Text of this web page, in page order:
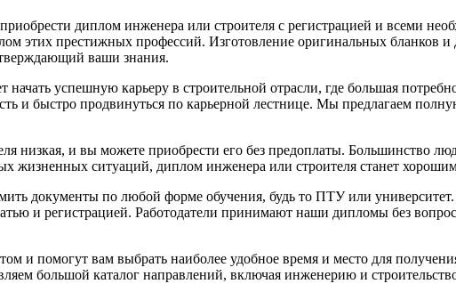
диплом инженера или строителя с регистрацией и всеми
этих престижных профессий. Изготовление оригинальных бланков
ваши знания.
начать успешную карьеру в строительной отрасли, где большая
и быстро продвинуться по карьерной лестнице. Мы предлагаем
низкая, и вы можете приобрести его без предоплаты. Большинство
жизненных ситуаций, диплом инженера или строителя станет
документы по любой форме обучения, будь то ПТУ или университет.
и регистрацией. Работодатели принимают наши дипломы без
и помогут вам выбрать наиболее удобное время и место для
большой каталог направлений, включая инженерию и